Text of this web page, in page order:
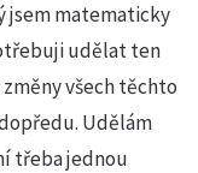
jsem matematicky
udělat ten
všech těchto
Udělám
třeba jednou